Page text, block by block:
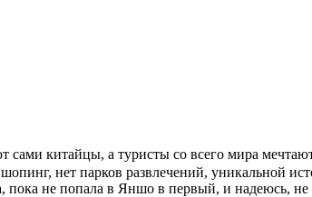
китайцы, а туристы со всего мира мечтают
нет парков развлечений, уникальной
пока не попала в Яншо в первый, и надеюсь, не